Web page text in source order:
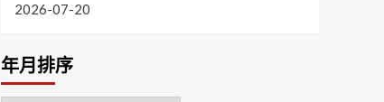
2026-07-20
年月排序